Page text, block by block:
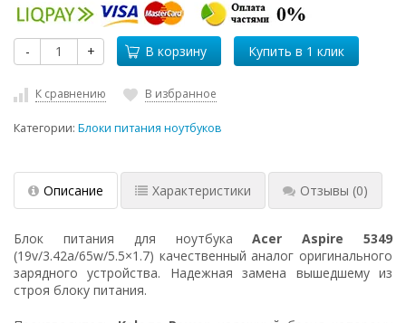
- + В корзину
К сравнению В избранное
Категории: Блоки питания ноутбуков
Описание Характеристики Отзывы (0)
Блок питания для ноутбукаAcer Aspire 5349
(19v/3.42a/65w/5.5×1.7) качественный аналог оригинального
зарядного устройства. Надежная замена вышедшему из
строя блоку питания.